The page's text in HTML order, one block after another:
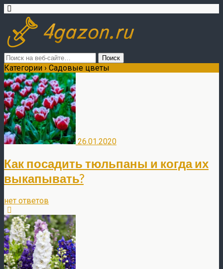
Категории › Садовые цветы
26.01.2020
Как посадить тюльпаны и когда их
выкапывать?
нет ответов